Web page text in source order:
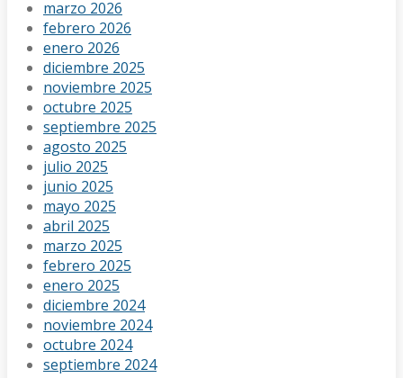
marzo 2026
febrero 2026
enero 2026
diciembre 2025
noviembre 2025
octubre 2025
septiembre 2025
agosto 2025
julio 2025
junio 2025
mayo 2025
abril 2025
marzo 2025
febrero 2025
enero 2025
diciembre 2024
noviembre 2024
octubre 2024
septiembre 2024